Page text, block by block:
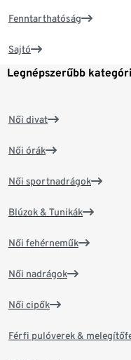
Fenntarthatóság
Sajtó
Legnépszerűbb
Női divat
Női órák
Női sportnadrágok
Blúzok & Tunikák
Női fehérneműk
Női nadrágok
Női cipők
Férfi pulóverek &